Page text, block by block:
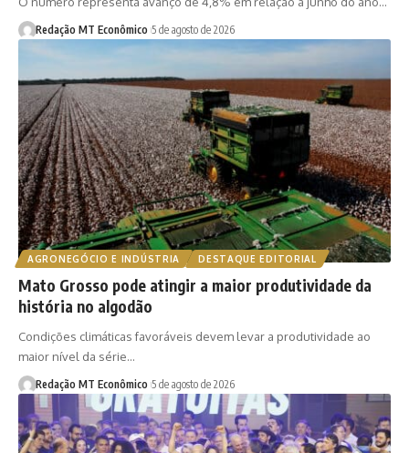
Redação MT Econômico 5 de agosto de 2026
AGRONEGÓCIO E INDÚSTRIA DESTAQUE EDITORIAL
Mato Grosso pode atingir a maior produtividade da
história no algodão
Condições climáticas favoráveis devem levar a produtividade ao
maior nível da série…
Redação MT Econômico 5 de agosto de 2026